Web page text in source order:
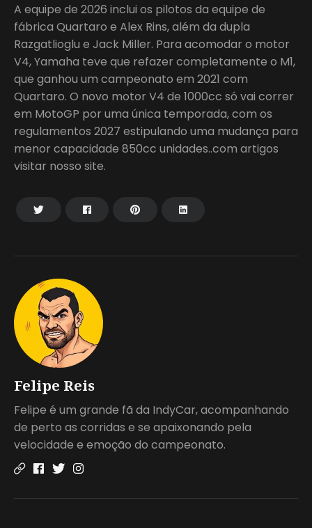
Felipe Reis
Felipe é um grande fã da IndyCar, acompanhando
de perto as corridas e se apaixonando pela
velocidade e emoção do campeonato.
A equipe de 2026 inclui os pilotos da equipe de
fábrica Quartaro e Alex Rins, além da dupla
Razgatlioglu e Jack Miller. Para acomodar o motor
V4, Yamaha teve que refazer completamente o M1,
que ganhou um campeonato em 2021 com
Quartaro. O novo motor V4 de 1000cc só vai correr
em MotoGP por uma única temporada, com os
regulamentos 2027 estipulando uma mudança para
menor capacidade 850cc unidades..com artigos
visitar nosso site.